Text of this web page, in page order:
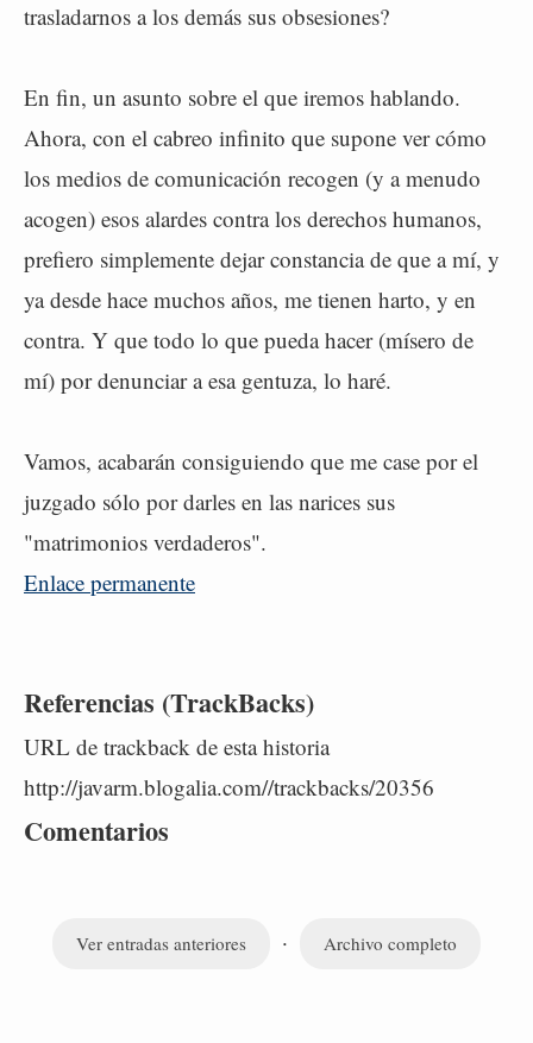
trasladarnos a los demás sus obsesiones?
En fin, un asunto sobre el que iremos hablando.
Ahora, con el cabreo infinito que supone ver cómo
los medios de comunicación recogen (y a menudo
acogen) esos alardes contra los derechos humanos,
prefiero simplemente dejar constancia de que a mí, y
ya desde hace muchos años, me tienen harto, y en
contra. Y que todo lo que pueda hacer (mísero de
mí) por denunciar a esa gentuza, lo haré.
Vamos, acabarán consiguiendo que me case por el
juzgado sólo por darles en las narices sus
"matrimonios verdaderos".
Enlace permanente
Referencias (TrackBacks)
URL de trackback de esta historia
http://javarm.blogalia.com//trackbacks/20356
Comentarios
Ver entradas anteriores · Archivo completo